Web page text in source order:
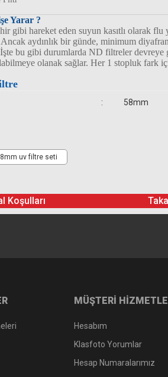
Yarar ?
gibi hareket eden suyun kasıtlı olarak
aydınlık bir günde, minimum
İşte bu gibi durumlarda ND filtreler devreye
olanak sağlar. Her 1 stopluk fark
: 58mm
Filtre
Çantası
uv filtre seti
Koşulları
MÜŞTERİ
Hesabım
Klasfoto Yorumlar
Hesap Numaralarımız